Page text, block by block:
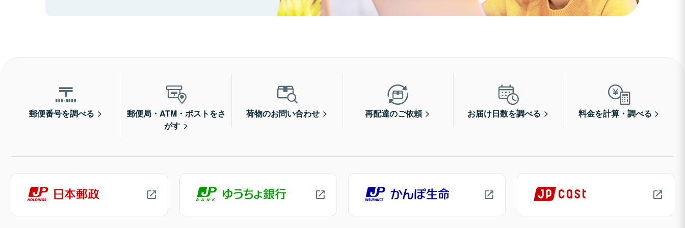
郵便番号を調べる
郵便局・ATM・ポストをさ
がす
荷物のお問い合わせ 再配達のご依頼 お届け日数を調べる 料金を計算・調べる